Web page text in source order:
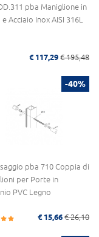
pba Maniglione in
Acciaio Inox AISI 316L
€ 117,29 € 195,48
-40%
pba 710 Coppia di
per Porte in
PVC Legno
€ 15,66 € 26,10